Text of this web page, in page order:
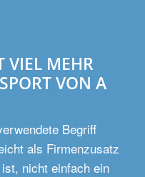
VIEL MEHR
VON A
Begriff
als Firmenzusatz
nicht einfach ein